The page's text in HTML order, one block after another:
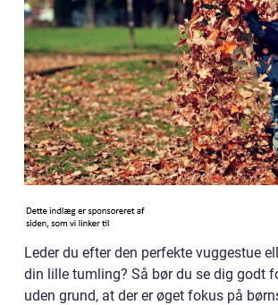
Leder du efter den perfekte vuggestue
din lille tumling? Så bør du se dig godt
uden grund, at der er øget fokus på